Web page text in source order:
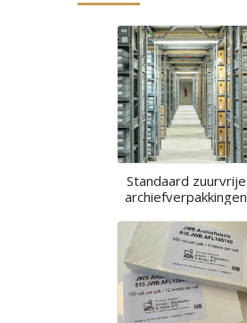
Standaard zuurvrije
archiefverpakkingen